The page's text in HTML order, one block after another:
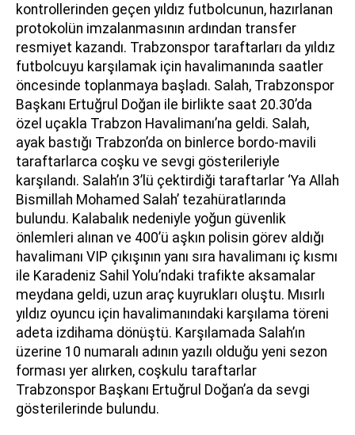
kontrollerinden geçen yıldız futbolcunun, hazırlanan
protokolün imzalanmasının ardından transfer
resmiyet kazandı. Trabzonspor taraftarları da yıldız
futbolcuyu karşılamak için havalimanında saatler
öncesinde toplanmaya başladı. Salah, Trabzonspor
Başkanı Ertuğrul Doğan ile birlikte saat 20.30’da
özel uçakla Trabzon Havalimanı’na geldi. Salah,
ayak bastığı Trabzon’da on binlerce bordo-mavili
taraftarlarca coşku ve sevgi gösterileriyle
karşılandı. Salah’ın 3’lü çektirdiği taraftarlar ‘Ya Allah
Bismillah Mohamed Salah’ tezahüratlarında
bulundu. Kalabalık nedeniyle yoğun güvenlik
önlemleri alınan ve 400’ü aşkın polisin görev aldığı
havalimanı VIP çıkışının yanı sıra havalimanı iç kısmı
ile Karadeniz Sahil Yolu’ndaki trafikte aksamalar
meydana geldi, uzun araç kuyrukları oluştu. Mısırlı
yıldız oyuncu için havalimanındaki karşılama töreni
adeta izdihama dönüştü. Karşılamada Salah’ın
üzerine 10 numaralı adının yazılı olduğu yeni sezon
forması yer alırken, coşkulu taraftarlar
Trabzonspor Başkanı Ertuğrul Doğan’a da sevgi
gösterilerinde bulundu.